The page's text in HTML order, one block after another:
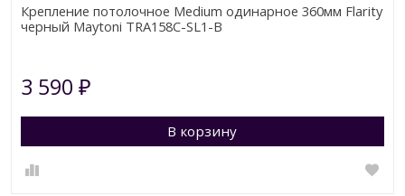
Крепление потолочное Medium одинарное 360мм Flarity
черный Maytoni TRA158С-SL1-B
3 590₽
В корзину